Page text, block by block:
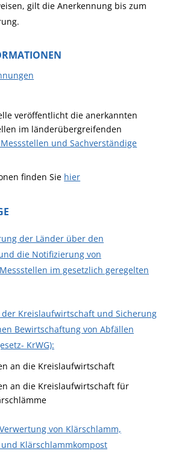
gilt die Anerkennung bis zum
veröffentlicht die anerkannten
im länderübergreifenden
und Sachverständige
finden Sie hier
der Länder über den
die Notifizierung von
im gesetzlich geregelten
der Kreislaufwirtschaft und Sicherung
Bewirtschaftung von Abfällen
KrWG):
an die Kreislaufwirtschaft
an die Kreislaufwirtschaft für
von Klärschlamm,
Klärschlammkompost